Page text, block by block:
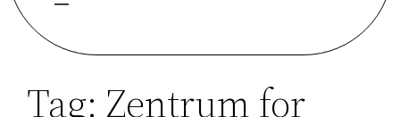
Tag: Zentrum for